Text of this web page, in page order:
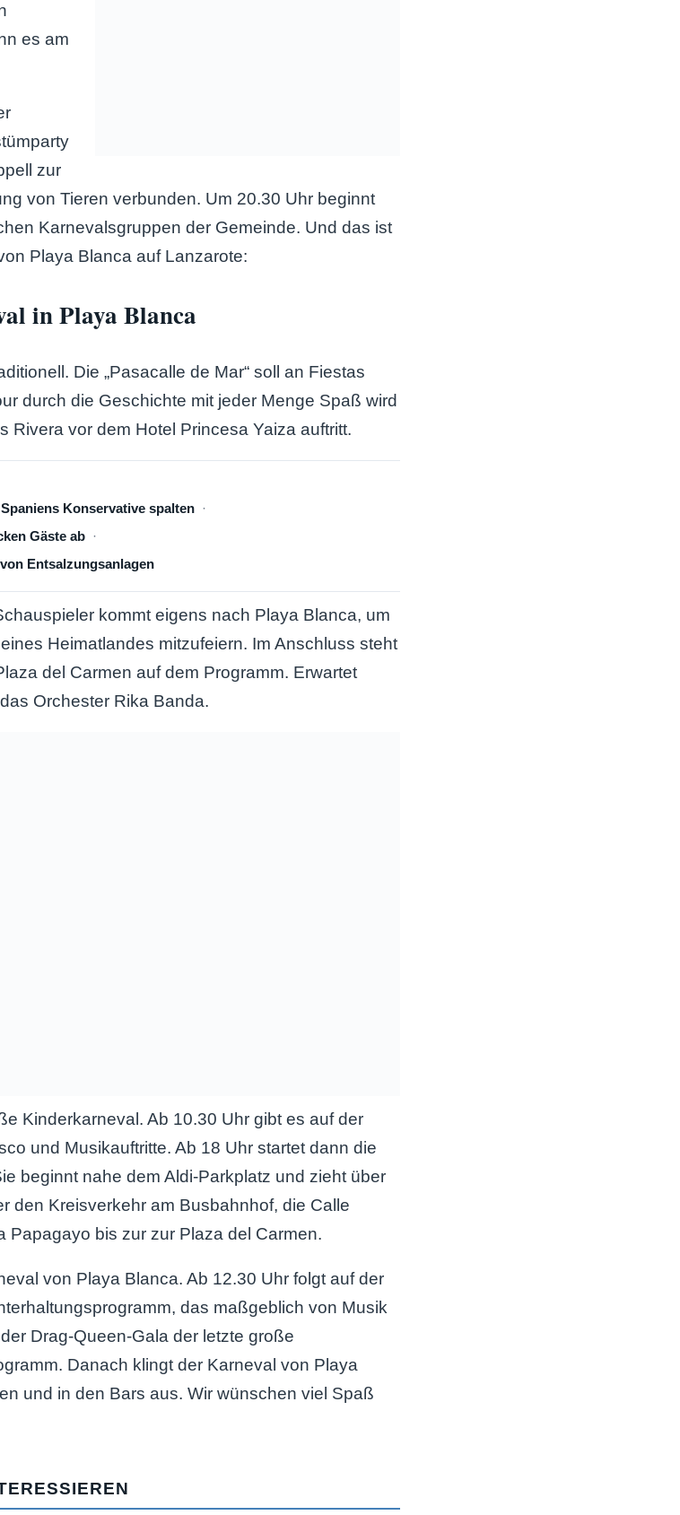
es am
zur
von Tieren verbunden. Um 20.30 Uhr beginnt
Karnevalsgruppen der Gemeinde. Und das ist
Playa Blanca auf Lanzarote:
in Playa Blanca
Die „Pasacalle de Mar“ soll an Fiestas
durch die Geschichte mit jeder Menge Spaß wird
Rivera vor dem Hotel Princesa Yaiza auftritt.
Konservative spalten
Gäste ab
Entsalzungsanlagen
kommt eigens nach Playa Blanca, um
Heimatlandes mitzufeiern. Im Anschluss steht
del Carmen auf dem Programm. Erwartet
Orchester Rika Banda.
Kinderkarneval. Ab 10.30 Uhr gibt es auf der
und Musikauftritte. Ab 18 Uhr startet dann die
beginnt nahe dem Aldi-Parkplatz und zieht über
den Kreisverkehr am Busbahnhof, die Calle
Papagayo bis zur zur Plaza del Carmen.
von Playa Blanca. Ab 12.30 Uhr folgt auf der
das maßgeblich von Musik
Drag-Queen-Gala der letzte große
Danach klingt der Karneval von Playa
und in den Bars aus. Wir wünschen viel Spaß